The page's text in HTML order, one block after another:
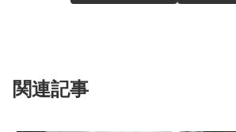
関連記事